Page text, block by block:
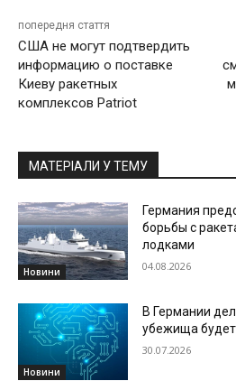
попередня стаття
США не могут подтвердить
информацию о поставке
Киеву ракетных
комплексов Patriot
МАТЕРІАЛИ У ТЕМУ
Новини
Германия
борьбы с
лодками
04.08.2026
Новини
В Германии
убежища
30.07.2026